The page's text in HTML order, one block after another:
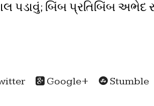
પડાવું; બિંબ પ્રતિબિંબ અભેદ
Google+ Stumble